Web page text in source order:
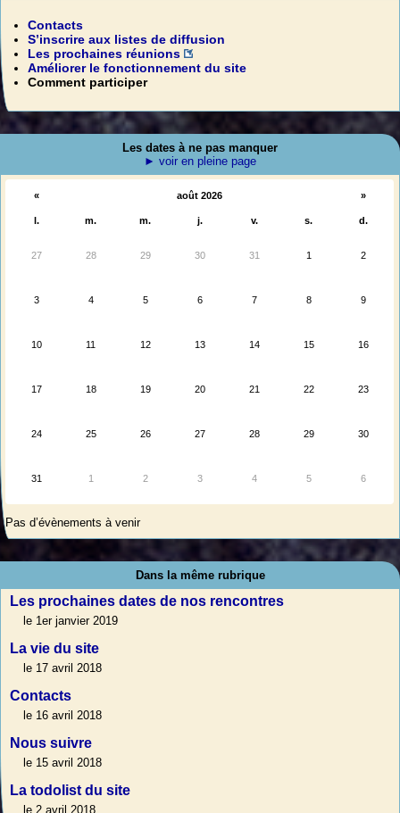
Contacts
S’inscrire aux listes de diffusion
Les prochaines réunions
Améliorer le fonctionnement du site
Comment participer
Les dates à ne pas manquer
► voir en pleine page
« août 2026 »
l. m. m. j. v. s. d.
27 28 29 30 31 1 2
3 4 5 6 7 8 9
10 11 12 13 14 15 16
17 18 19 20 21 22 23
24 25 26 27 28 29 30
31 1 2 3 4 5 6
Pas d’évènements à venir
Dans la même rubrique
Les prochaines dates de nos rencontres
le 1er janvier 2019
La vie du site
le 17 avril 2018
Contacts
le 16 avril 2018
Nous suivre
le 15 avril 2018
La todolist du site
le 2 avril 2018